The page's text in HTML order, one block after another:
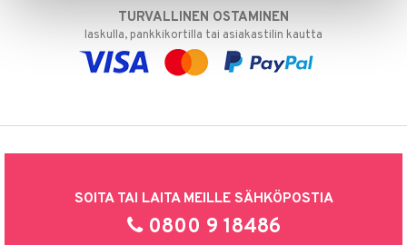
TURVALLINEN OSTAMINEN
laskulla, pankkikortilla tai asiakastilin kautta
SOITA TAI LAITA MEILLE SÄHKÖPOSTIA
0800 9 18486